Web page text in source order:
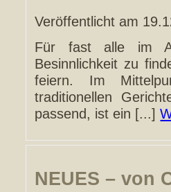
Veröffentlicht am
Für fast alle im
Besinnlichkeit zu
feiern. Im
traditionellen
passend, ist ein [...]
NEUES – von